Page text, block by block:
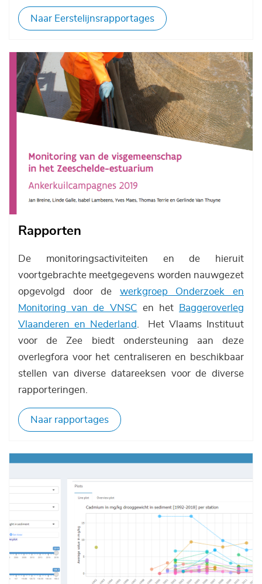
Naar Eerstelijnsrapportages
Afbeelding
Rapporten
De monitoringsactiviteiten en de hieruit
voortgebrachte meetgegevens worden nauwgezet
opgevolgd door de werkgroep Onderzoek en
Monitoring van de VNSC en het
Baggeroverleg
Vlaanderen en Nederland . Het Vlaams Instituut
voor de Zee biedt ondersteuning aan deze
overlegfora voor het centraliseren en beschikbaar
stellen van diverse datareeksen voor de diverse
rapporteringen.
Naar rapportages